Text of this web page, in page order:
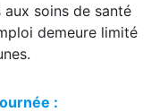
aux soins de santé
demeure limité
: